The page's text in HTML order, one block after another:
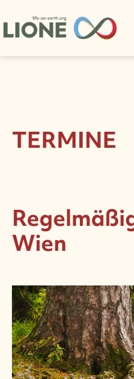
Inhalt
VereinTERMINE
Wien